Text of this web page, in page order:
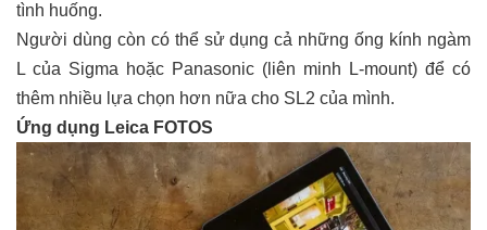
tình huống.
Người dùng còn có thể sử dụng cả những ống kính ngàm
L của Sigma hoặc Panasonic (liên minh L-mount) để có
thêm nhiều lựa chọn hơn nữa cho SL2 của mình.
Ứng dụng Leica FOTOS